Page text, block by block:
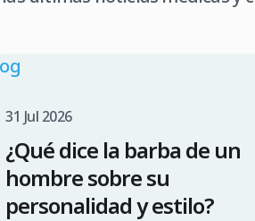
31 Jul 2026
¿Qué dice la barba de un
hombre sobre su
personalidad y estilo?